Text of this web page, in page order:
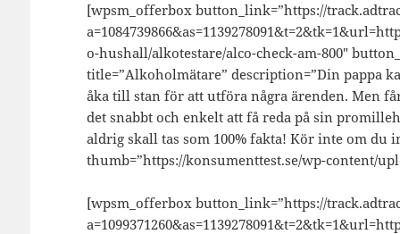
[wpsm_offerbox button_link=”https://
o-hushall/alkotestare/alco-check-am-800″
title=”Alkoholmätare” description=”Din pappa
åka till stan för att utföra några ärenden. Men
det snabbt och enkelt att få reda på sin
aldrig skall tas som 100% fakta! Kör inte om du
thumb=”https://konsumenttest.se/wp-content/
[wpsm_offerbox button_link=”https://